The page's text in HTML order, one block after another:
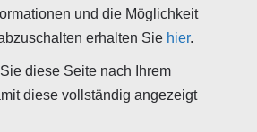
und die Möglichkeit
erhalten Sie hier.
diese Seite nach Ihrem
diese vollständig angezeigt